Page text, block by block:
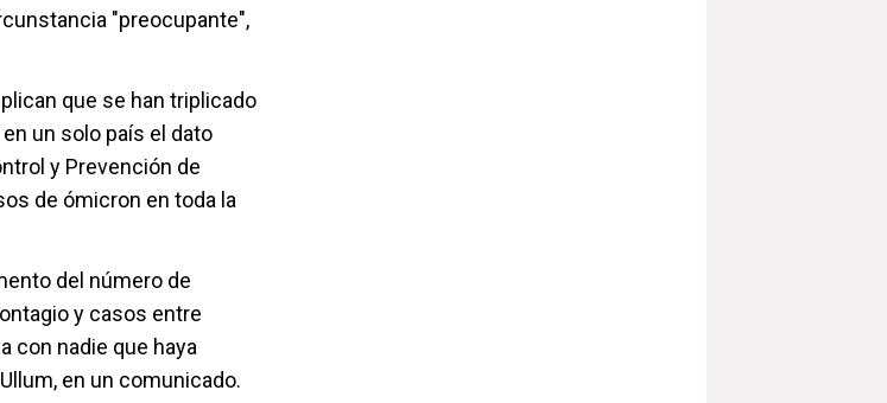
"preocupante",
que se han triplicado
un solo país el dato
y Prevención de
de ómicron en toda la
del número de
y casos entre
con nadie que haya
en un comunicado.